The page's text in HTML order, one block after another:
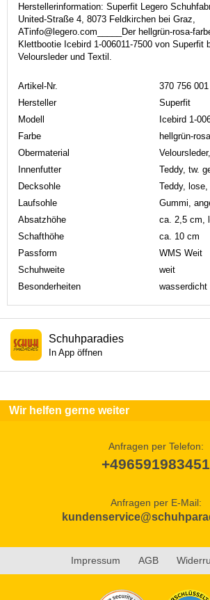
Herstellerinformation: Superfit Legero
United-Straße 4, 8073 Feldkirchen bei Graz,
ATinfo@legero.com_____Der hellgrün-rosa-
Klettbootie Icebird 1-006011-7500 von Superfit
Veloursleder und Textil.
Artikel-Nr.
370 756 001
Hersteller
Superfit
Modell
Icebird 1-
Farbe
hellgrün-rosa
Obermaterial
Innenfutter
Teddy, tw.
Decksohle
Teddy,
Laufsohle
Gummi,
Absatzhöhe
ca. 2,5 cm,
Schafthöhe
ca. 10 cm
Passform
WMS Weit
Schuhweite
weit
Besonderheiten
wasserdicht
Schuhparadies
In App öffnen
Wir helfen gerne weiter
Anfragen per Telefon:
+496591983451
Anfragen per E-Mail:
Impressum AGB